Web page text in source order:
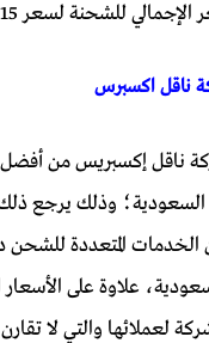
للشحنة لسعر 15 ريال.
ناقل اكسبرس
ناقل إكسبريس من
وذلك يرجع
المتعددة للشحن
علاوة على الأسعار
لعملائها والتي لا